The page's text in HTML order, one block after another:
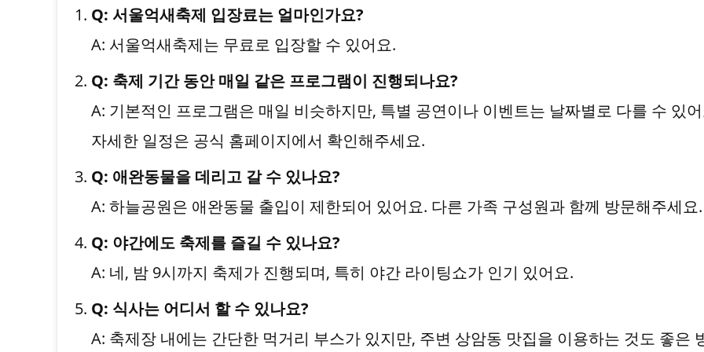
Q: 서울억새축제 입장료는 얼마인가요?
A: 서울억새축제는 무료로 입장할 수 있어요.
Q: 축제 기간 동안 매일 같은 프로그램이 진행되나요?
A: 기본적인 프로그램은 매일 비슷하지만, 특별 공연이나 이벤트는 날짜별로 다를 수 있
자세한 일정은 공식 홈페이지에서 확인해주세요.
Q: 애완동물을 데리고 갈 수 있나요?
A: 하늘공원은 애완동물 출입이 제한되어 있어요. 다른 가족 구성원과 함께 방문해주세요.
Q: 야간에도 축제를 즐길 수 있나요?
A: 네, 밤 9시까지 축제가 진행되며, 특히 야간 라이팅쇼가 인기 있어요.
Q: 식사는 어디서 할 수 있나요?
A: 축제장 내에는 간단한 먹거리 부스가 있지만, 주변 상암동 맛집을 이용하는 것도 좋은